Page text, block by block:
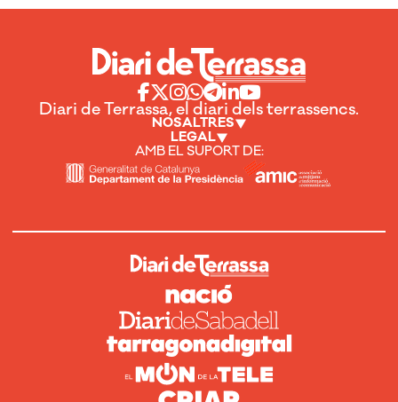
Diari de Terrassa, el diari dels terrassencs.
NOSALTRES
LEGAL
AMB EL SUPORT DE: